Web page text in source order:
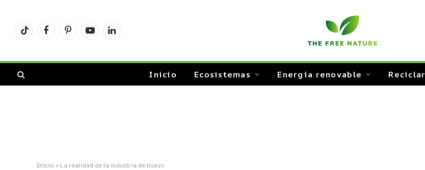
TikTok FacebookPinterestYouTubeLinkedIn
Inicio Ecosistemas Energía renovable Reciclar
Inicio » La realidad de la industria de huevo